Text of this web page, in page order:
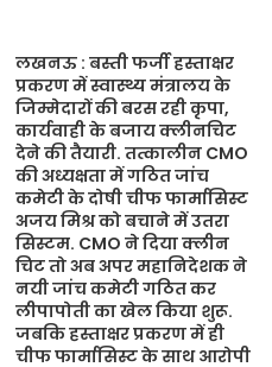
लखनऊ : बस्ती फर्जी हस्ताक्षर
प्रकरण में स्वास्थ्य मंत्रालय के
जिम्मेदारों की बरस रही कृपा,
कार्यवाही के बजाय क्लीनचिट
देने की तैयारी. तत्कालीन CMO
की अध्यक्षता में गठित जांच
कमेटी के दोषी चीफ फार्मासिस्ट
अजय मिश्र को बचाने में उतरा
सिस्टम. CMO ने दिया क्लीन
चिट तो अब अपर महानिदेशक ने
नयी जांच कमेटी गठित कर
लीपापोती का खेल किया शुरू.
जबकि हस्ताक्षर प्रकरण में ही
चीफ फार्मासिस्ट के साथ आरोपी